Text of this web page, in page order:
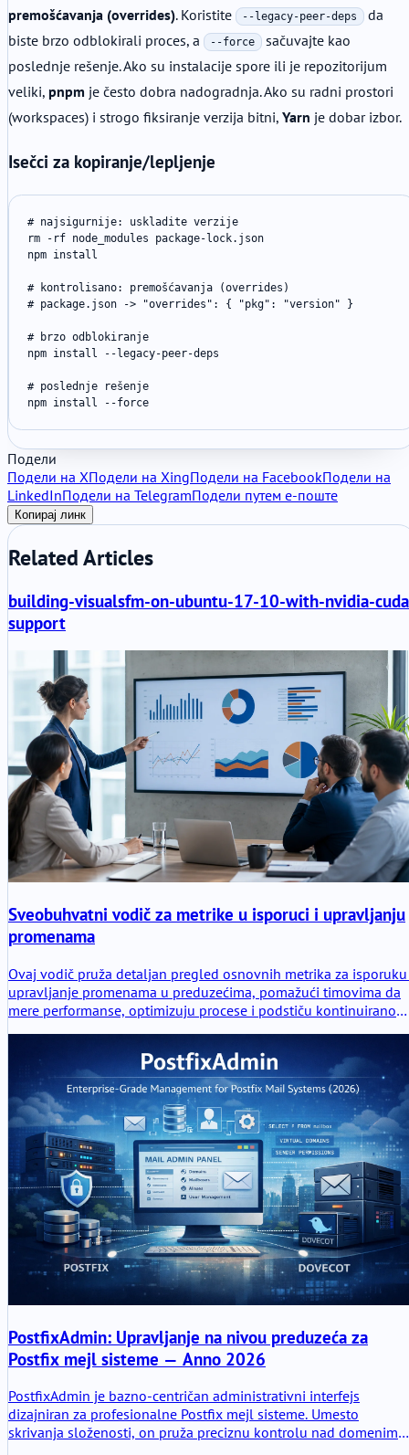
premošćavanja (overrides). Koristite --legacy-peer-deps
da
biste brzo odblokirali proces, a
--force sačuvajte kao
poslednje rešenje. Ako su instalacije spore ili je repozitorijum
veliki, pnpm je često dobra nadogradnja. Ako su radni prostori
(workspaces) i strogo fiksiranje verzija bitni, Yarn je dobar izbor.
Isečci za kopiranje/lepljenje
# najsigurnije: uskladite verzije
rm -rf node_modules package-lock.json
npm install
# kontrolisano: premošćavanja (overrides)
# package.json -> "overrides": { "pkg": "version" }
# brzo odblokiranje
npm install --legacy-peer-deps
# poslednje rešenje
npm install --force
Подели
Подели на XПодели на XingПодели на FacebookПодели на
LinkedInПодели на TelegramПодели путем е-поште
Копирај линк
Related Articles
building-visualsfm-on-ubuntu-17-10-with-nvidia-
support
Sveobuhvatni vodič za metrike u isporuci i upravljanju
promenama
Ovaj vodič pruža detaljan pregled osnovnih metrika za
upravljanje promenama u preduzećima, pomažući timovima da
mere performanse, optimizuju procese i podstiču kontinuirano
PostfixAdmin: Upravljanje na nivou preduzeća za
Postfix mejl sisteme — Anno 2026
PostfixAdmin je bazno-centričan administrativni interfejs
dizajniran za profesionalne Postfix mejl sisteme. Umesto
skrivanja složenosti, on pruža preciznu kontrolu nad domenima,